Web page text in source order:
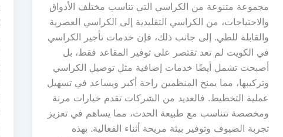
مجموعة متنوعة من الكراسي التي تناسب مختلف الأذواق
والاحتياجات، من الكراسي التقليدية إلى الكراسي العصرية
والقابلة للطي. إلى جانب ذلك، فإن خدمات تأجير الكراسي
في الكويت لم تعد تقتصر على توفير المقاعد فقط، بل
أصبحت تشمل أيضًا خدمات إضافية مثل توصيل الكراسي
وتركيبها، مما يمنح المنظمين راحة أكبر ويساعد في تسهيل
عملية التخطيط. فالعديد من الشركات تقدم خيارات مرنة
ومخصصة تتناسب مع طبيعة الحدث، مما يساهم في تعزيز
تجربة الضيوف وتوفير بيئة مريحة أثناء الفعالية. بهذه